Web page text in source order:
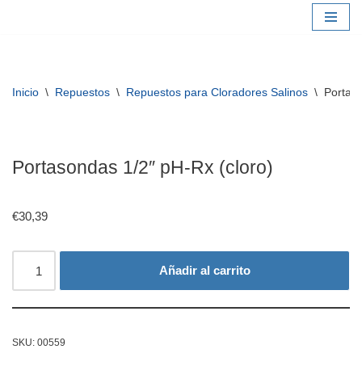
Inicio \ Repuestos \ Repuestos para Cloradores Salinos \
Portasondas 1/2″ pH-Rx (cloro)
€30,39
Añadir al carrito
SKU: 00559